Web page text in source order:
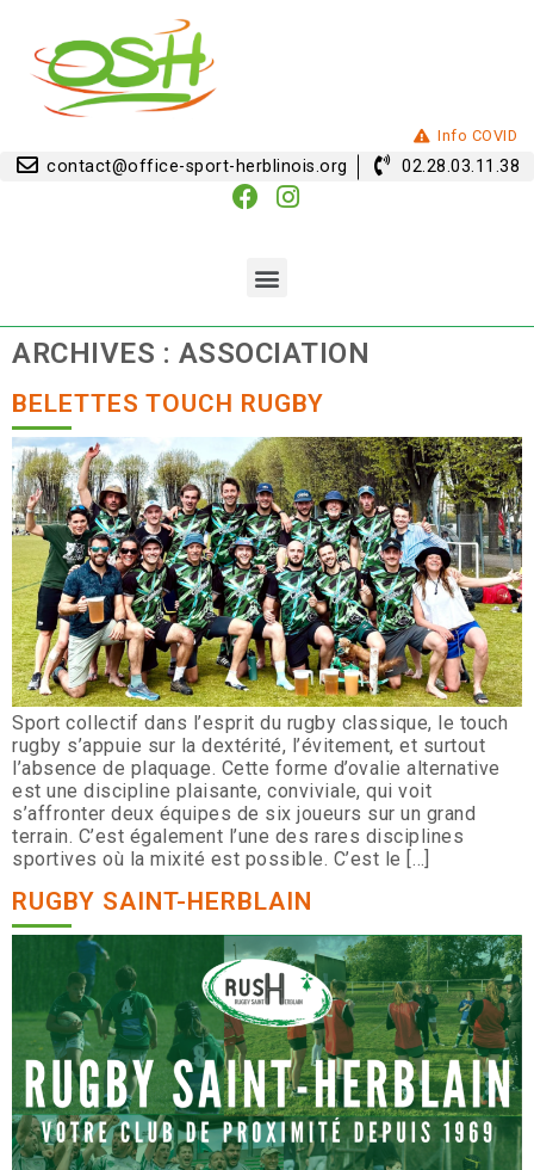
Info COVID
contact@office-sport-herblinois.org 02.28.03.11.38
ARCHIVES : ASSOCIATION
BELETTES TOUCH RUGBY
Sport collectif dans l’esprit du rugby classique, le touch
rugby s’appuie sur la dextérité, l’évitement, et surtout
l’absence de plaquage. Cette forme d’ovalie alternative
est une discipline plaisante, conviviale, qui voit
s’affronter deux équipes de six joueurs sur un grand
terrain. C’est également l’une des rares disciplines
sportives où la mixité est possible. C’est le […]
RUGBY SAINT-HERBLAIN